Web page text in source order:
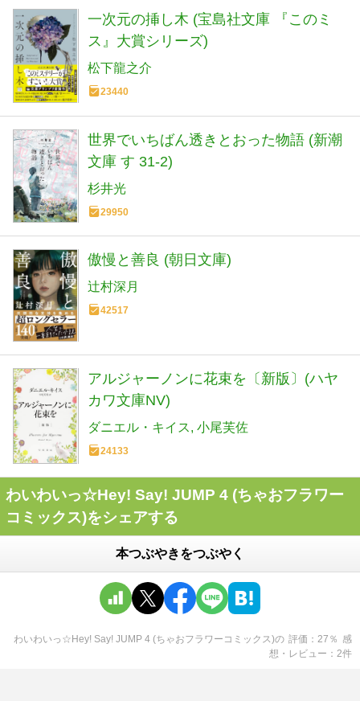
一次元の挿し木 (宝島社文庫 『このミ
ス』大賞シリーズ)
松下龍之介
23440
世界でいちばん透きとおった物語 (新潮
文庫 す 31-2)
杉井光
29950
傲慢と善良 (朝日文庫)
辻村深月
42517
アルジャーノンに花束を〔新版〕(ハヤ
カワ文庫NV)
ダニエル・キイス 小尾芙佐
24133
わいわいっ☆Hey! Say! JUMP 4 (ちゃおフラワー
コミックス)をシェアする
本つぶやきをつぶやく
わいわいっ☆Hey! Say! JUMP 4 (ちゃおフラワーコミックス)の 評価 27 ％ 感
想・レビュー
2件